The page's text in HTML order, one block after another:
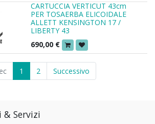
CARTUCCIA VERTICUT 43cm
PER TOSAERBA ELICOIDALE
ALLETT KENSINGTON 17 /
LIBERTY 43
690,00 €
1 2 Successivo
Servizi